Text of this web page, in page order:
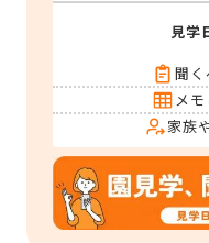
見学
聞く
メ
家族